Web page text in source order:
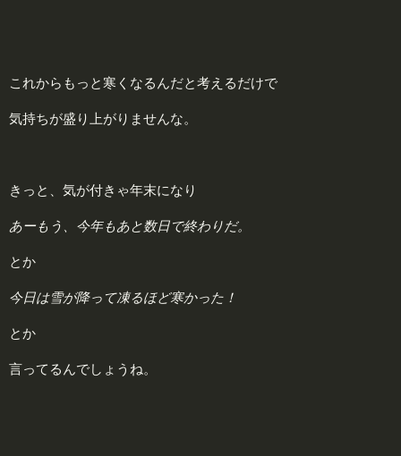
これからもっと寒くなるんだと考えるだけで
気持ちが盛り上がりませんな。
きっと、気が付きゃ年末になり
あーもう、今年もあと数日で終わりだ。
とか
今日は雪が降って凍るほど寒かった！
とか
言ってるんでしょうね。